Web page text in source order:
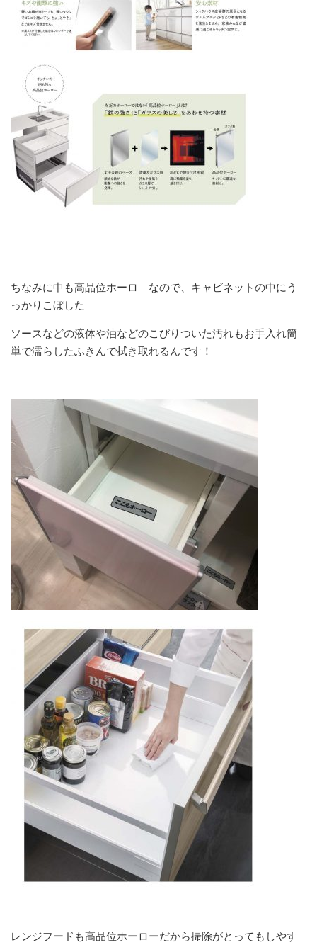
ちなみに中も高品位ホーロ―なので、キャビネットの中にう
っかりこぼした
ソースなどの液体や油などのこびりついた汚れもお手入れ簡
単で濡らしたふきんで拭き取れるんです！
レンジフードも高品位ホーローだから掃除がとってもしやす